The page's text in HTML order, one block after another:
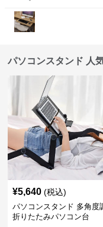
パソコンスタンド 人
¥5,640 (税込)
パソコンスタンド 多角度
折りたたみパソコン台